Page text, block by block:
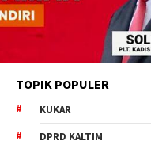
TOPIK POPULER
KUKAR
DPRD KALTIM